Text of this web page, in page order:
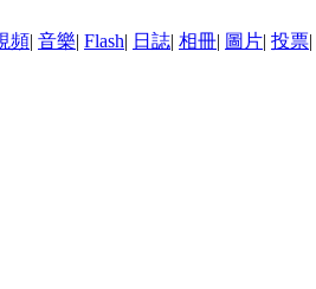
頻| 音樂| Flash| 日誌| 相冊| 圖片| 投票|